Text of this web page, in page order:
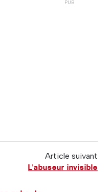
Article suivant
L'abuseur invisible